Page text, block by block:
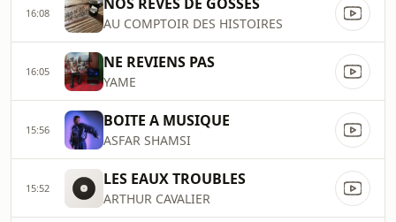
16:08
AU COMPTOIR DES HISTOIRES
16:05 NE REVIENS PAS
YAME
15:56 BOITE A MUSIQUE
ASFAR SHAMSI
15:52 LES EAUX TROUBLES
ARTHUR CAVALIER